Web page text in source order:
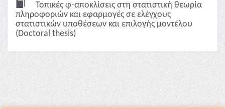
Τοπικές φ-αποκλίσεις στη στατιστική θεωρία
πληροφοριών και εφαρμογές σε ελέγχους
στατιστικών υποθέσεων και επιλογής μοντέλου
(Doctoral thesis)